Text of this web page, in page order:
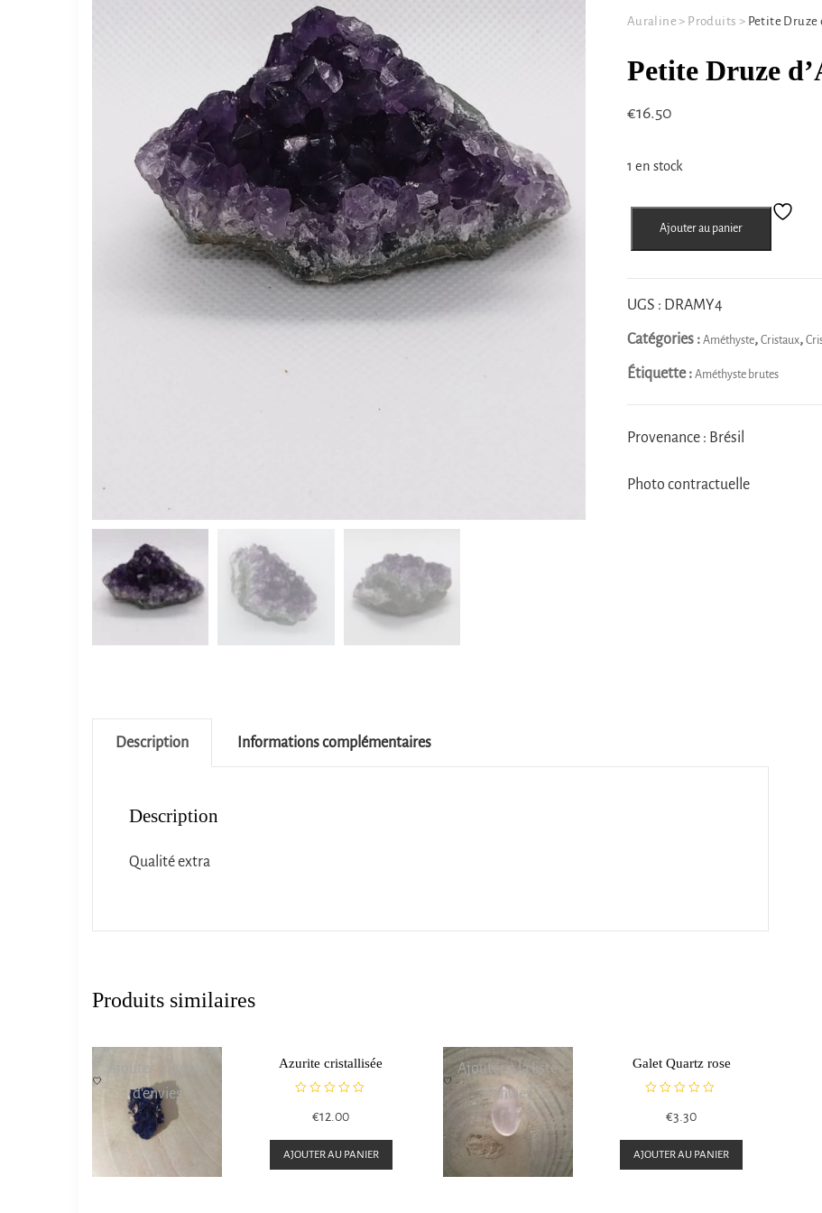
Auraline > Produits > Petite Druze
Petite Druze
€16.50
1 en stock
Druze
d'Améthyste
Ajouter au panier
UGS : DRAMY4
Catégories : Améthyste, Cristaux,
Étiquette : Améthyste brutes
Provenance : Brésil
Photo contractuelle
Description Informations complémentaires
Description
Qualité extra
Produits similaires
Ajouter à la liste
d’envies
Azurite cristallisée
e
€12.00
AJOUTER AU PANIER
Ajouter à la liste
d’envies
Galet Quartz rose
e
€3.30
AJOUTER AU PANIER